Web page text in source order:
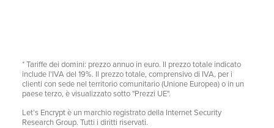
* Tariffe dei domini: prezzo annuo in euro. Il prezzo totale indicato
include l'IVA del 19%. Il prezzo totale, comprensivo di IVA, per i
clienti con sede nel territorio comunitario (Unione Europea) o in un
paese terzo, è visualizzato sotto "Prezzi UE".
Let’s Encrypt è un marchio registrato della Internet Security
Research Group. Tutti i diritti riservati.